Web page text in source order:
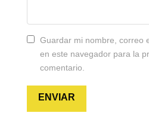
Guardar mi nombre, correo
en este navegador para la
comentario.